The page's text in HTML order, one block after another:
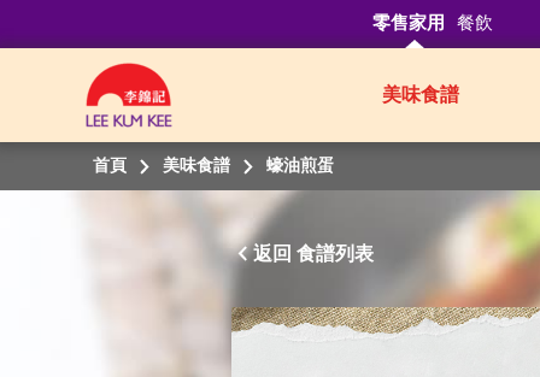
零售家用 餐飲
美味食譜
首頁 美味食譜 蠔油煎蛋
返回